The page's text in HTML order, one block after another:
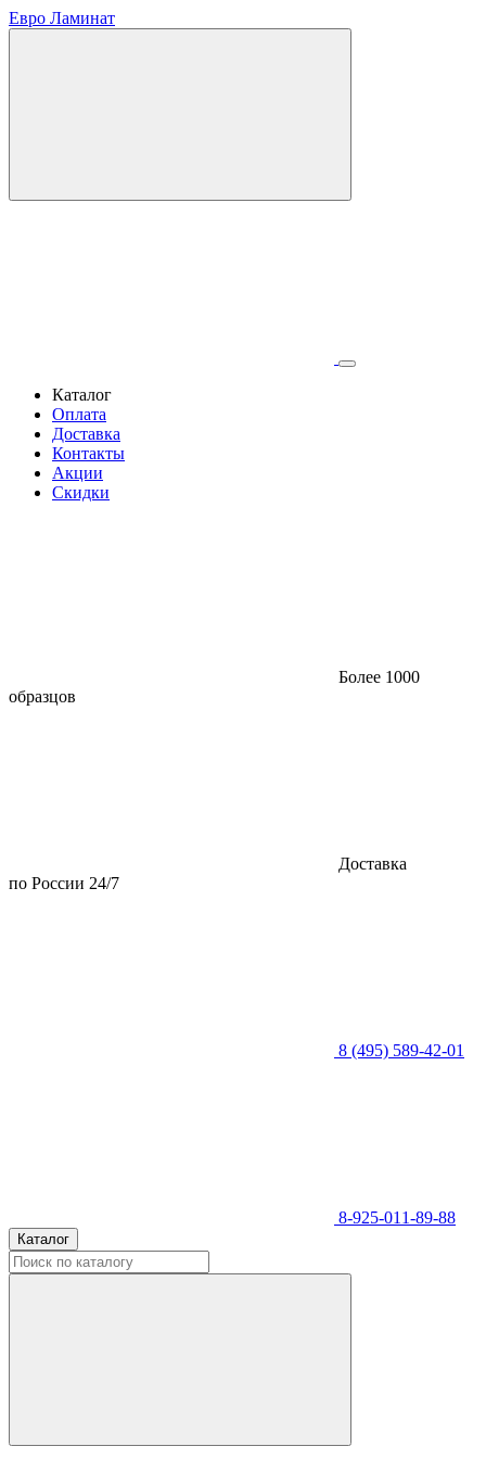
Евро Ламинат
Каталог
Оплата
Доставка
Контакты
Акции
Скидки
Более 1000
образцов
Доставка
по России 24/7
8 (495) 589-42-01
8-925-011-89-88
Каталог